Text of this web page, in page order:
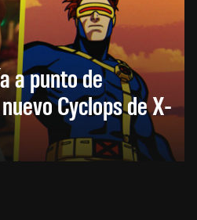
a punto de
Cyclops de X-